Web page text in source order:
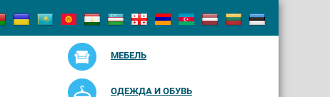
МЕБЕЛЬ
ОДЕЖДА И ОБУВЬ